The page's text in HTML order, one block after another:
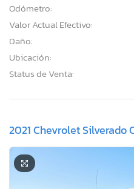
Odómetro:
Valor Actual Efectivo:
Daño:
Ubicación:
Status de Venta:
2021 Chevrolet Silverado